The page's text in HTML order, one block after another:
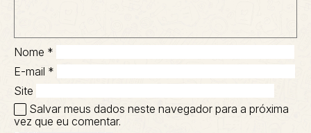
Nome *
E-mail *
Site
Salvar meus dados neste navegador para a próxima
vez que eu comentar.